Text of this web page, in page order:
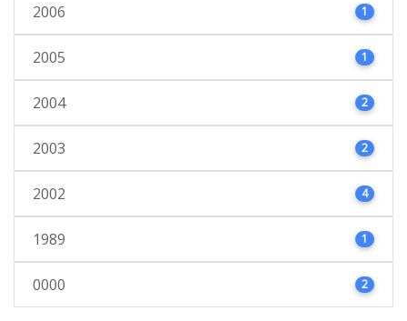
2006 1
2005 1
2004 2
2003 2
2002 4
1989 1
0000 2